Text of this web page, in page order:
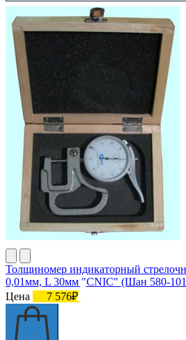
Толщиномер индикаторный
0,01мм, L 30мм "CNIC" (Шан 580-
Цена
7 576₽